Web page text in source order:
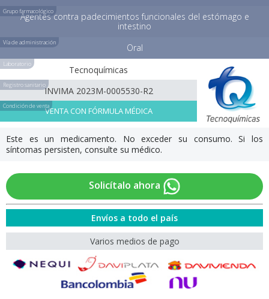
Grupo farmacológico
Agentes contra padecimientos funcionales del estómago e
intestino
Vía de administración Oral
Laboratorio
Tecnoquímicas
Registro sanitario
INVIMA 2023M-0005530-R2
Condición de ventaVENTA CON FÓRMULA MÉDICA
Este es un medicamento. No exceder su consumo. Si los
síntomas persisten, consulte su médico.
Solicítalo ahora
Envíos a todo el país
Varios medios de pago